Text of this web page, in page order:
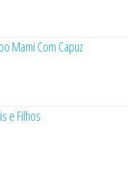
Mami Com Capuz
e Filhos